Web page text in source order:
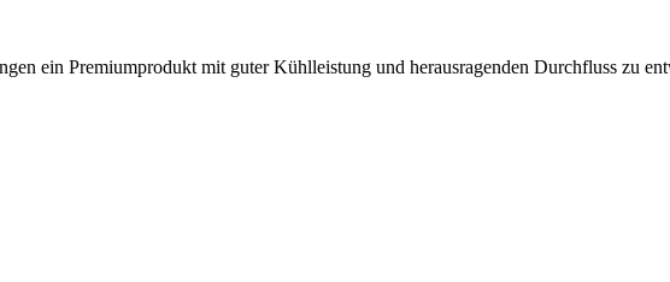
ein Premiumprodukt mit guter Kühlleistung und herausragenden Durchfluss zu